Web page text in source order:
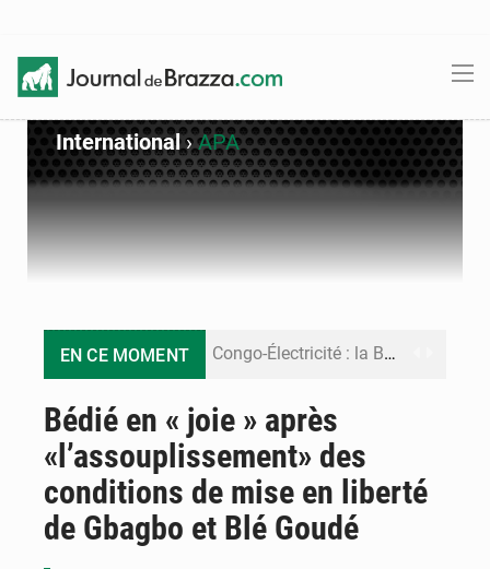
International›APA
EN CE MOMENT Congo-Électricité : la BAD renforce son appui pour accélérer les investissements
Compétitions africaines : la CAF ferme la porte à l’AC Léopards et à l’AS Otohô
Bédié en « joie » après
«l’assouplissement» des
conditions de mise en liberté
de Gbagbo et Blé Goudé